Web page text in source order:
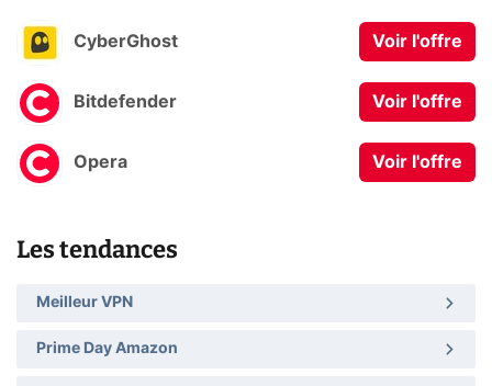
CyberGhost Voir l'offre
Bitdefender Voir l'offre
Opera Voir l'offre
Les tendances
Meilleur VPN
Prime Day Amazon